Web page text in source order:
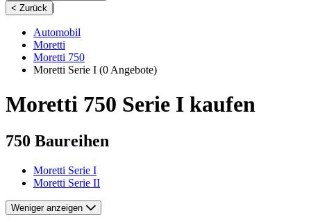
< Zurück |
Automobil
Moretti
Moretti 750
Moretti Serie I (0 Angebote)
Moretti 750 Serie I kaufen
750 Baureihen
Moretti Serie I
Moretti Serie II
Weniger anzeigen